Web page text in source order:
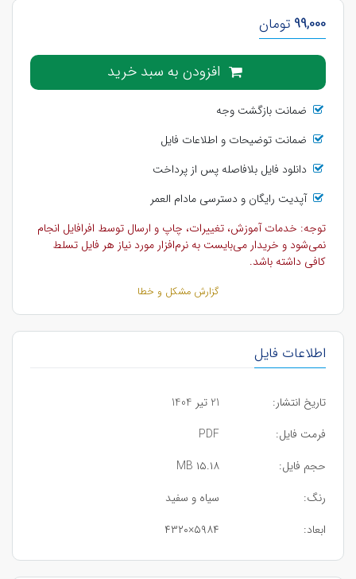
99,000 تومان
افزودن به سبد خرید
ضمانت بازگشت وجه
ضمانت توضیحات و اطلاعات فایل
دانلود فایل بلافاصله پس از پرداخت
آپدیت رایگان و دسترسی مادام العمر
توجه: خدمات آموزش، تغییرات، چاپ و ارسال توسط افرافایل انجام
نمی‌شود و خریدار می‌بایست به نرم‌افزار مورد نیاز هر فایل تسلط
کافی داشته باشد.
گزارش مشکل و خطا
اطلاعات فایل
تاریخ انتشار:
21 تیر 1404
فرمت فایل:
PDF
حجم فایل:
۱۵.۱۸ MB
رنگ:
سیاه و سفید
ابعاد:
۵۹۸۴×۴۳۲۰